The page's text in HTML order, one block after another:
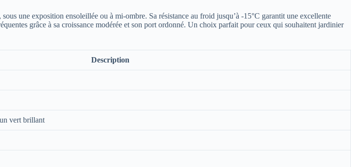
une exposition ensoleillée ou à mi-ombre. Sa résistance au froid jusqu’à -15°C garantit une excellente
grâce à sa croissance modérée et son port ordonné. Un choix parfait pour ceux qui souhaitent jardinier
Description
vert brillant